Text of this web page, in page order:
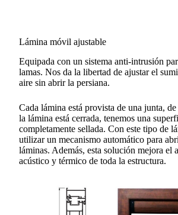
Lámina móvil ajustable
Equipada con un sistema anti-intrusión
lamas. Nos da la libertad de ajustar el
aire sin abrir la persiana.
Cada lámina está provista de una junta,
la lámina está cerrada, tenemos una
completamente sellada. Con este tipo de
utilizar un mecanismo automático para
láminas. Además, esta solución mejora el
acústico y térmico de toda la estructura.